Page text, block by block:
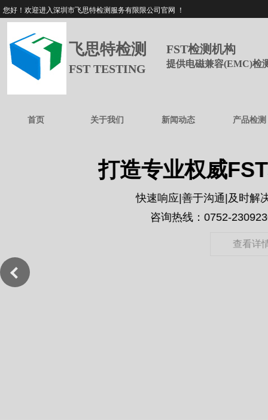
您好！欢迎进入深圳市飞思特检测服务有限限公司官网 ！
飞思特检测
FST TESTING
FST检测机构
提供电磁兼容(EMC)检
首页 关于我们 新闻动态 产品检测